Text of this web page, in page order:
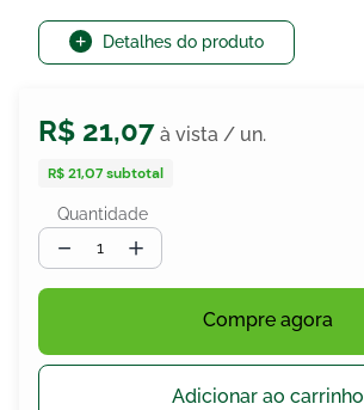
Detalhes do produto
R$ 21,07
R$ 21,07subtotal
Quantidade
＋
－
Compre agora
Adicionar ao carrinho